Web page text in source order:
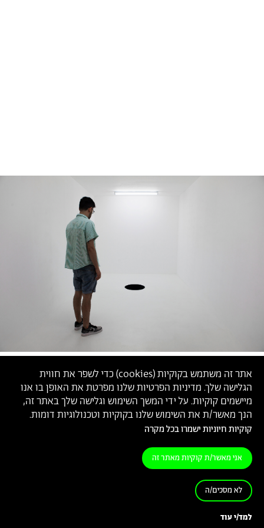
אתר זה משתמש בקוקיות (cookies) כדי לשפר את חווית
הגלישה שלך. מדיניות הפרטיות שלנו מפרטת את האופן בו אנו
מיישמים קוקיות. על ידי המשך השימוש וגלישה שלך באתר זה,
הנך מאשר/ת את השימוש שלנו בקוקיות וטכנולוגיות דומות.
קוקיות חיוניות ישמרו בכל מקרה
אני מאשר/ת קוקיות מאתר זה
לא מסכים/ה
למד/י עוד
אורובורוס,הצבת סאונד - סייט ספסיפיק,